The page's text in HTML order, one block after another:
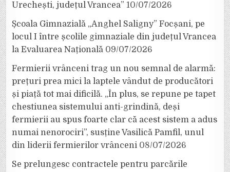
Urechești, județul Vrancea” 10/07/2026
Școala Gimnazială „Anghel Saligny” Focșani, pe
locul I între școlile gimnaziale din județul Vrancea
la Evaluarea Națională 09/07/2026
Fermierii vrânceni trag un nou semnal de alarmă:
prețuri prea mici la laptele vândut de producători
și piață tot mai dificilă. „În plus, se repune pe tapet
chestiunea sistemului anti-grindină, deși
fermierii au spus foarte clar că acest sistem a adus
numai nenorociri”, susține Vasilică Pamfil, unul
din liderii fermierilor vrânceni 08/07/2026
Se prelungesc contractele pentru parcările